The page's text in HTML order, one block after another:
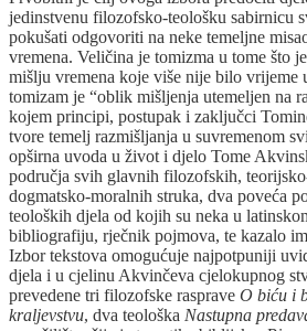
jedinstvenu filozofsko-teološku sabirnicu
pokušati odgovoriti na neke temeljne
vremena. Veličina je tomizma u tome što
mišlju vremena koje više nije bilo vrijeme
tomizam je “oblik mišljenja utemeljen na
kojem principi, postupak i zaključci
tvore temelj razmišljanja u suvremenom
opširna uvoda u život i djelo Tome
područja svih glavnih filozofskih,
dogmatsko-moralnih struka, dva poveća
teoloških djela od kojih su neka u
bibliografiju, rječnik pojmova, te kazalo
Izbor tekstova omogućuje najpotpuniji
djela i u cjelinu Akvinčeva cjelokupnog
prevedene tri filozofske rasprave O biću i
kraljevstvu, dva teološka Nastupna